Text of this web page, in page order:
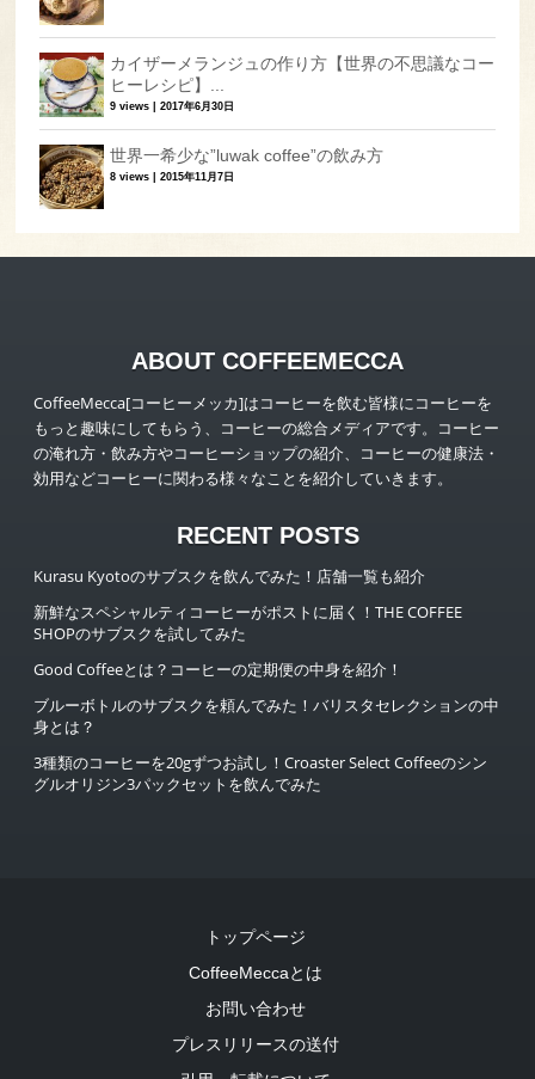
カイザーメランジュの作り方【世界の不思議なコー
ヒーレシピ】...
9 views |2017年6月30日
世界一希少な”luwak coffee”の飲み方
8 views |2015年11月7日
ABOUT COFFEEMECCA
CoffeeMecca[コーヒーメッカ]はコーヒーを飲む皆様にコーヒーを
もっと趣味にしてもらう、コーヒーの総合メディアです。コーヒー
の淹れ方・飲み方やコーヒーショップの紹介、コーヒーの健康法・
効用などコーヒーに関わる様々なことを紹介していきます。
RECENT POSTS
Kurasu Kyotoのサブスクを飲んでみた！店舗一覧も紹介
新鮮なスペシャルティコーヒーがポストに届く！THE COFFEE
SHOPのサブスクを試してみた
Good Coffeeとは？コーヒーの定期便の中身を紹介！
ブルーボトルのサブスクを頼んでみた！バリスタセレクションの中
身とは？
3種類のコーヒーを20gずつお試し！Croaster Select Coffeeのシン
グルオリジン3パックセットを飲んでみた
トップページ
CoffeeMeccaとは
お問い合わせ
プレスリリースの送付